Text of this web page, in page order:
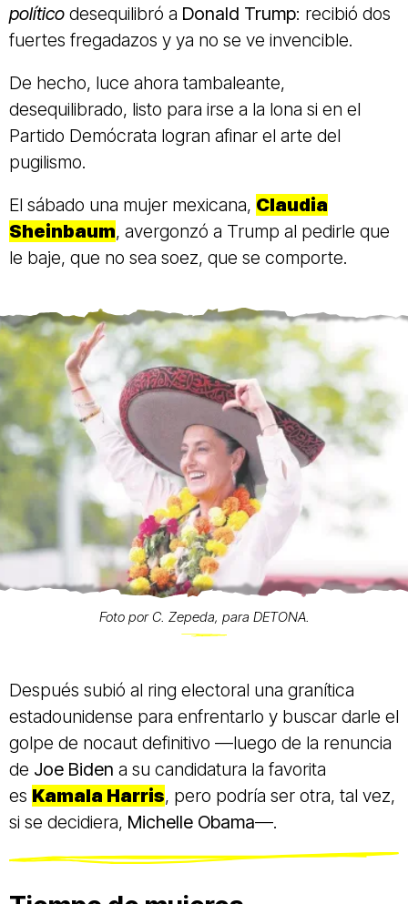
político desequilibró a Donald Trump: recibió dos
fuertes fregadazos y ya no se ve invencible.
De hecho, luce ahora tambaleante,
desequilibrado, listo para irse a la lona si en el
Partido Demócrata logran afinar el arte del
pugilismo.
El sábado una mujer mexicana, Claudia
Sheinbaum, avergonzó a Trump al pedirle que
le baje, que no sea soez, que se comporte.
Foto por C. Zepeda, para DETONA.
Después subió al ring electoral una granítica
estadounidense para enfrentarlo y buscar darle el
golpe de nocaut definitivo —luego de la renuncia
de Joe Biden a su candidatura la favorita
es Kamala Harris, pero podría ser otra, tal vez,
si se decidiera, Michelle Obama—.